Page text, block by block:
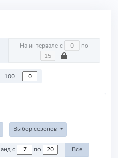
На интервале с по
100
Выбор сезонов
Против команд с по Все